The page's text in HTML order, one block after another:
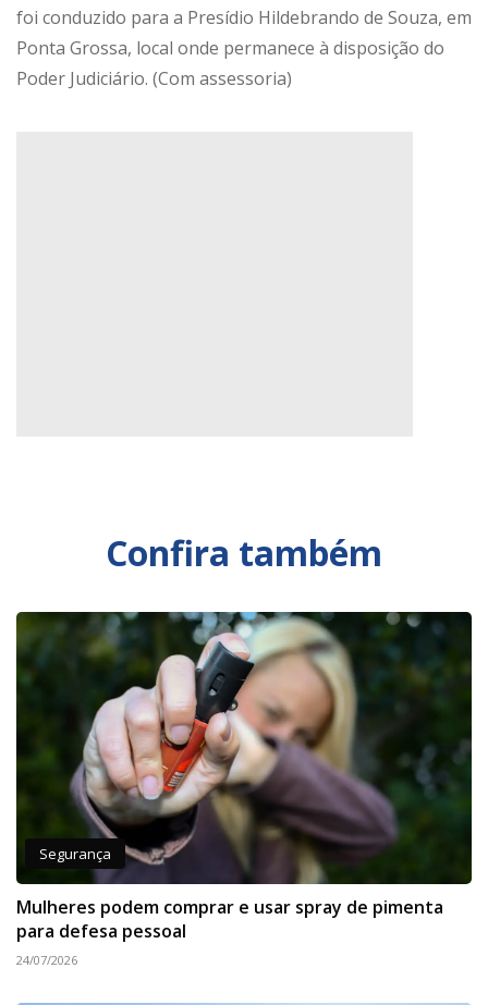
foi conduzido para a Presídio Hildebrando de Souza, em
Ponta Grossa, local onde permanece à disposição do
Poder Judiciário. (Com assessoria)
Confira também
Segurança
Mulheres podem comprar e usar spray de pimenta
para defesa pessoal
24/07/2026